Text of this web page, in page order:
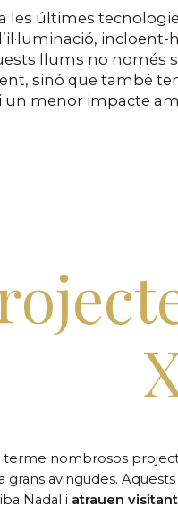
les últimes
incloent-
llums no només
sinó que també
un menor impacte
terme nombrosos
grans avingudes.
Nadal i atrauen